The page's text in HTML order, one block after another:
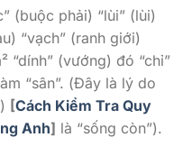
(buộc phải) “lùi” (lùi)
“vạch” (ranh giới)
“dính” (vướng) đó “chỉ”
“sân”. (Đây là lý do
[Cách Kiểm Tra Quy
Anh] là “sống còn”).